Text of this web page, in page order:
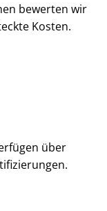
bewerten wir
Kosten.
über